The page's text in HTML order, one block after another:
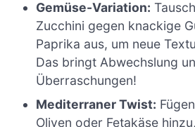
Gemüse-Variation:
Zucchini gegen knackige
Paprika aus, um neue
Das bringt Abwechslung
Überraschungen!
Mediterraner Twist:
Oliven oder Fetakäse